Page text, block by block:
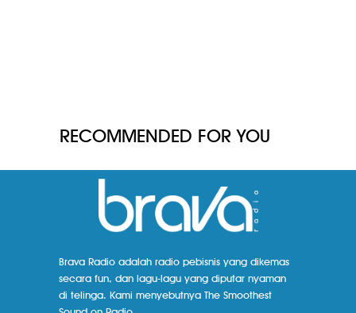
RECOMMENDED FOR YOU
Brava Radio adalah radio pebisnis yang dikemas
secara fun, dan lagu-lagu yang diputar nyaman
di telinga. Kami menyebutnya The Smoothest